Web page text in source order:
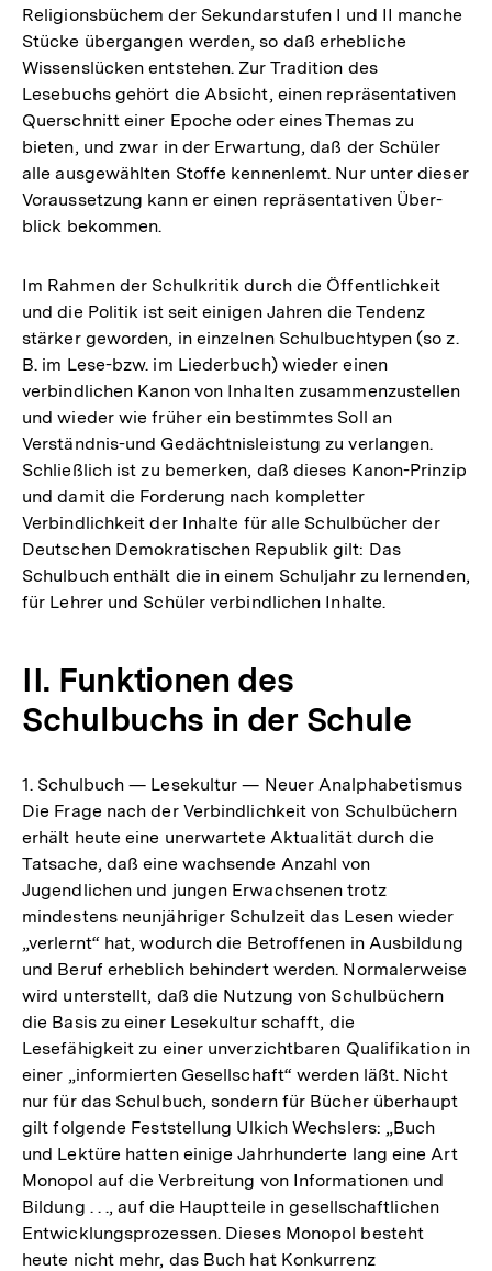
Religionsbüchem der Sekundarstufen I und II manche
Stücke übergangen werden, so daß erhebliche
Wissenslücken entstehen. Zur Tradition des
Lesebuchs gehört die Absicht, einen repräsentativen
Querschnitt einer Epoche oder eines Themas zu
bieten, und zwar in der Erwartung, daß der Schüler
alle ausgewählten Stoffe kennenlemt. Nur unter dieser
Voraussetzung kann er einen repräsentativen Über-
blick bekommen.
Im Rahmen der Schulkritik durch die Öffentlichkeit
und die Politik ist seit einigen Jahren die Tendenz
stärker geworden, in einzelnen Schulbuchtypen (so z.
B. im Lese-bzw. im Liederbuch) wieder einen
verbindlichen Kanon von Inhalten zusammenzustellen
und wieder wie früher ein bestimmtes Soll an
Verständnis-und Gedächtnisleistung zu verlangen.
Schließlich ist zu bemerken, daß dieses Kanon-Prinzip
und damit die Forderung nach kompletter
Verbindlichkeit der Inhalte für alle Schulbücher der
Deutschen Demokratischen Republik gilt: Das
Schulbuch enthält die in einem Schuljahr zu lernenden,
für Lehrer und Schüler verbindlichen Inhalte.
II. Funktionen des
Schulbuchs in der Schule
1. Schulbuch — Lesekultur — Neuer Analphabetismus
Die Frage nach der Verbindlichkeit von Schulbüchern
erhält heute eine unerwartete Aktualität durch die
Tatsache, daß eine wachsende Anzahl von
Jugendlichen und jungen Erwachsenen trotz
mindestens neunjähriger Schulzeit das Lesen wieder
„verlernt“ hat, wodurch die Betroffenen in Ausbildung
und Beruf erheblich behindert werden. Normalerweise
wird unterstellt, daß die Nutzung von Schulbüchern
die Basis zu einer Lesekultur schafft, die
Lesefähigkeit zu einer unverzichtbaren Qualifikation in
einer „informierten Gesellschaft“ werden läßt. Nicht
nur für das Schulbuch, sondern für Bücher überhaupt
gilt folgende Feststellung Ulkich Wechslers: „Buch
und Lektüre hatten einige Jahrhunderte lang eine Art
Monopol auf die Verbreitung von Informationen und
Bildung . . ., auf die Hauptteile in gesellschaftlichen
Entwicklungsprozessen. Dieses Monopol besteht
heute nicht mehr, das Buch hat Konkurrenz